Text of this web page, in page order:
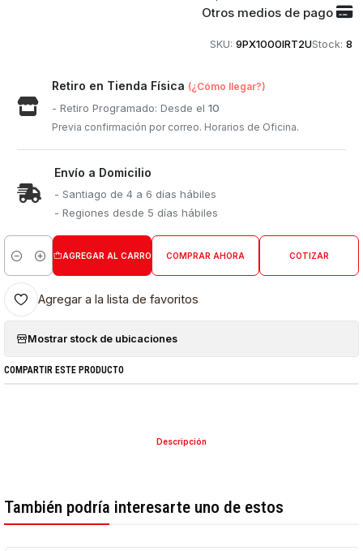
Otros medios de pago
SKU: 9PX1000IRT2UStock: 8
Retiro en Tienda Física (¿Cómo llegar?)
- Retiro Programado: Desde el10
Previa confirmación por correo. Horarios de Oficina.
Envío a Domicilio
- Santiago de 4 a 6 días hábiles
- Regiones desde 5 días hábiles
Cantidad
AGREGAR AL CARRO COMPRAR AHORA COTIZAR
Agregar a la lista de favoritos
Mostrar stock de ubicaciones
COMPARTIR ESTE PRODUCTO
Descripción
También podría interesarte uno de estos